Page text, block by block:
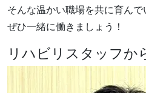
そんな温かい職場を共に育んで
ぜひ一緒に働きましょう！
リハビリスタッフか